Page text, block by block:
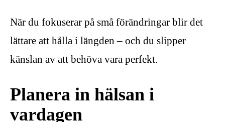
När du fokuserar på små förändringar blir det
lättare att hålla i längden – och du slipper
känslan av att behöva vara perfekt.
Planera in hälsan i
vardagen